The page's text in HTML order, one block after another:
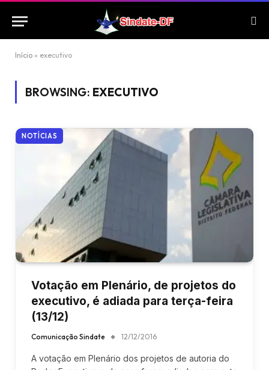
Início » executivo
BROWSING: EXECUTIVO
NOTÍCIAS
Votação em Plenário, de projetos do
executivo, é adiada para terça-feira
(13/12)
Comunicação Sindate 12/12/2016
A votação em Plenário dos projetos de autoria do